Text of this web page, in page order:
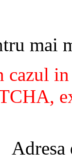
mai
cazul
Adresa